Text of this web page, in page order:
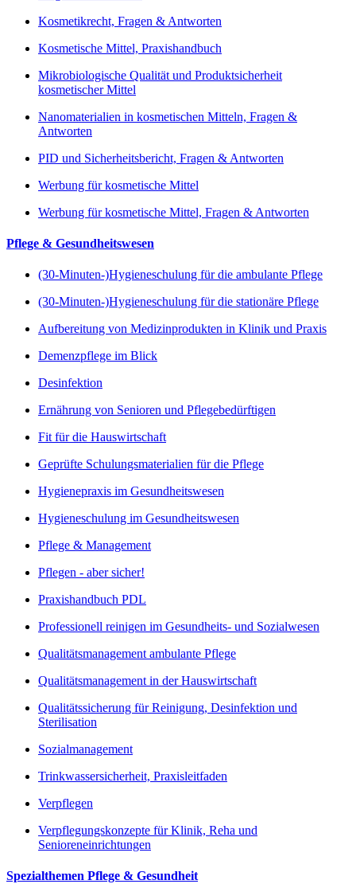
Kosmetikrecht, Fragen & Antworten
Kosmetische Mittel, Praxishandbuch
Mikrobiologische Qualität und Produktsicherheit
kosmetischer Mittel
Nanomaterialien in kosmetischen Mitteln, Fragen &
Antworten
PID und Sicherheitsbericht, Fragen & Antworten
Werbung für kosmetische Mittel
Werbung für kosmetische Mittel, Fragen & Antworten
Pflege & Gesundheitswesen
(30-Minuten-)Hygieneschulung für die ambulante Pflege
(30-Minuten-)Hygieneschulung für die stationäre Pflege
Aufbereitung von Medizinprodukten in Klinik und Praxis
Demenzpflege im Blick
Desinfektion
Ernährung von Senioren und Pflegebedürftigen
Fit für die Hauswirtschaft
Geprüfte Schulungsmaterialien für die Pflege
Hygienepraxis im Gesundheitswesen
Hygieneschulung im Gesundheitswesen
Pflege & Management
Pflegen - aber sicher!
Praxishandbuch PDL
Professionell reinigen im Gesundheits- und Sozialwesen
Qualitätsmanagement ambulante Pflege
Qualitätsmanagement in der Hauswirtschaft
Qualitätssicherung für Reinigung, Desinfektion und
Sterilisation
Sozialmanagement
Trinkwassersicherheit, Praxisleitfaden
Verpflegen
Verpflegungskonzepte für Klinik, Reha und
Senioreneinrichtungen
Spezialthemen Pflege & Gesundheit